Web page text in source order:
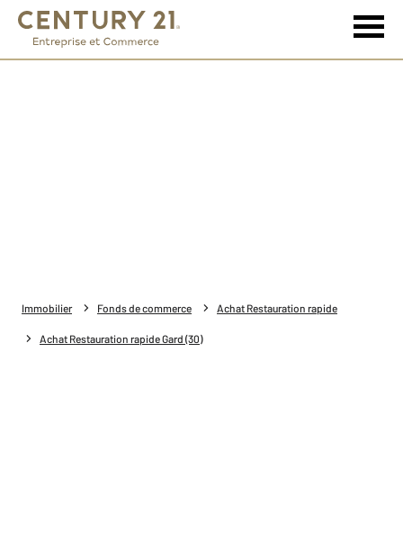
Immobilier Fonds de commerce Achat Restauration rapide
Achat Restauration rapide Gard (30)